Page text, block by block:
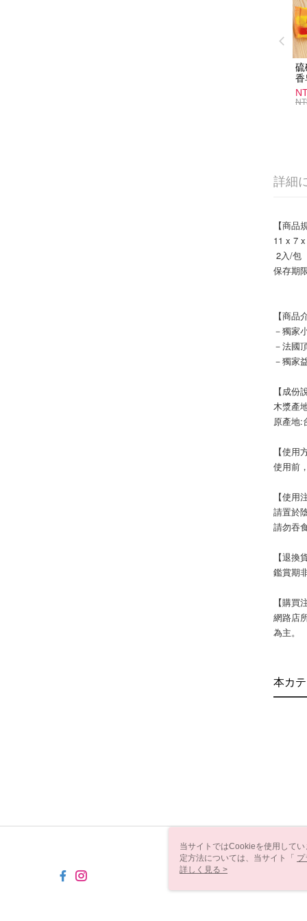
硫
香
護
詳細
【商品
11 x 7
2入/包
保存期
【商品
－獨家
－法國
－獨家
【成份
木漿產
原產地:
【使用
使用前
【使用
請置於
請勿吞
【退換
鑑賞期
【購買
網路店
為主。
本カ
当サイトではCookieを使用して
定方法については、当サイト「 プ
き使用される場合、当社がサイ
詳しく見る >